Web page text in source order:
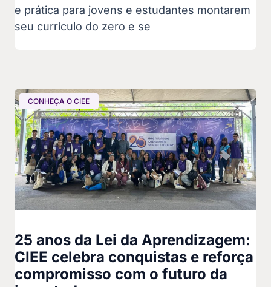
e prática para jovens e estudantes montarem
seu currículo do zero e se
CONHEÇA O CIEE
25 anos da Lei da Aprendizagem:
CIEE celebra conquistas e reforça
compromisso com o futuro da